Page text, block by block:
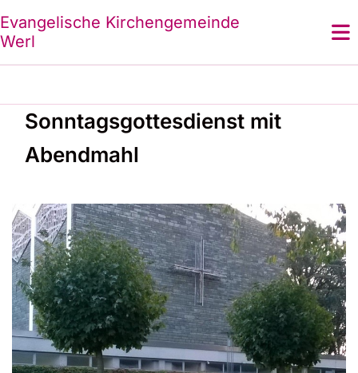
Evangelische Kirchengemeinde
Werl
Sonntagsgottesdienst mit
Abendmahl